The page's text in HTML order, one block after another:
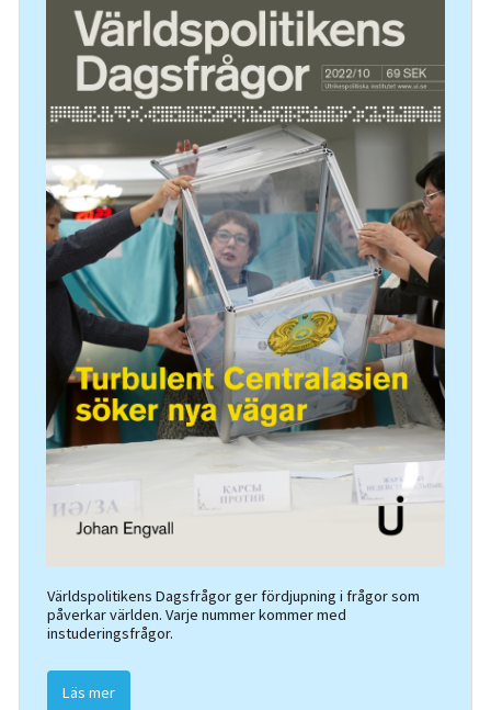
Världspolitikens Dagsfrågor ger fördjupning i frågor som
påverkar världen. Varje nummer kommer med
instuderingsfrågor.
Läs mer